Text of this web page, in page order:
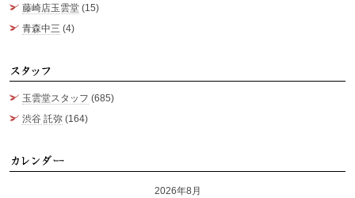
藤崎店玉雲堂 (15)
青森中三 (4)
玉雲堂スタッフ (685)
渋谷 託弥 (164)
2026年8月